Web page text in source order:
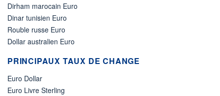
Dirham marocain Euro
Dinar tunisien Euro
Rouble russe Euro
Dollar australien Euro
PRINCIPAUX TAUX DE CHANGE
Euro Dollar
Euro Livre Sterling